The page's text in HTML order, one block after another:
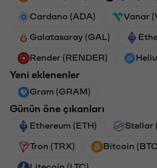
Cardano (ADA) Vanar
Galatasaray (GAL)
Render (RENDER)
Yeni eklenenler
Gram (GRAM)
Günün öne çıkanları
Ethereum (ETH) Stellar
Tron (TRX) Bitcoin
Litecoin (LTC)